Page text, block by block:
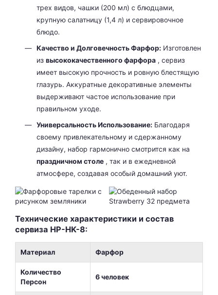
трех видов, чашки (200 мл) с блюдцами,
крупную салатницу (1,4 л) и сервировочное
блюдо.
Качество и Долговечность Фарфор: Изготовлен
из высококачественного фарфора , сервиз
имеет высокую прочность и ровную блестящую
глазурь. Аккуратные декоративные элементы
выдерживают частое использование при
правильном уходе.
Универсальность Использование: Благодаря
своему привлекательному и сдержанному
дизайну, набор гармонично смотрится как на
праздничном столе , так и в ежедневной
атмосфере, создавая особый домашний уют.
Технические характеристики и состав
сервиза HP-HK-8:
Материал Фарфор
Количество
Персон
6 человек